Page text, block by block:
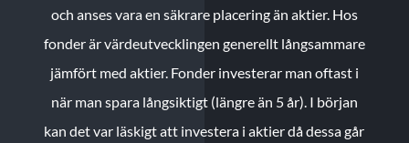
och anses vara en säkrare placering än aktier. Hos
fonder är värdeutvecklingen generellt långsammare
jämfört med aktier. Fonder investerar man oftast i
när man spara långsiktigt (längre än 5 år). I början
kan det var läskigt att investera i aktier då dessa går